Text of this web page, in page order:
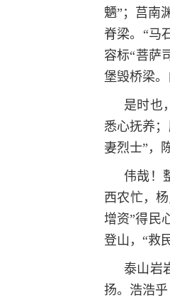
魉”；莒南
脊梁。“马
容标“菩萨
堡毁桥梁
是时也
悉心抚养
妻烈士”，
伟哉！
西农忙，
增资”得民
登山，“救
泰山岩
扬。浩浩乎